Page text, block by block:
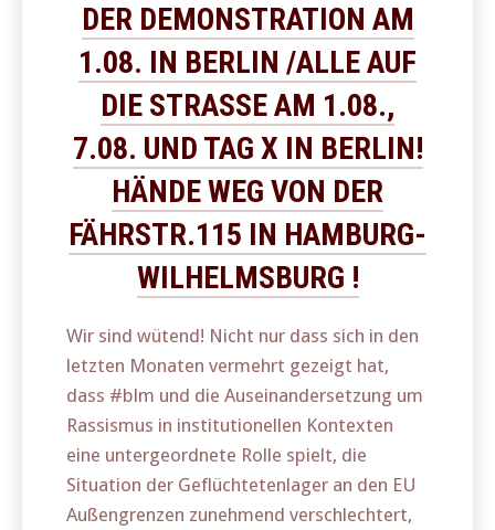
DER DEMONSTRATION AM
1.08. IN BERLIN /ALLE AUF
DIE STRASSE AM 1.08., 7
.08. UND TAG X IN BERLIN! H
ÄNDE WEG VON DER F
ÄHRSTR.115 IN HAMBURG-W
ILHELMSBURG !
Wir sind wütend! Nicht nur dass sich in den
letzten Monaten vermehrt gezeigt hat,
dass #blm und die Auseinandersetzung um
Rassismus in institutionellen Kontexten
eine untergeordnete Rolle spielt, die
Situation der Geflüchtetenlager an den EU
Außengrenzen zunehmend verschlechtert,